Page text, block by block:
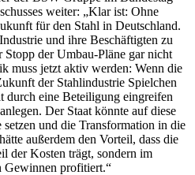
weiter: „Klar ist: Ohne
für den Stahl in Deutschland.
und ihre Beschäftigten zu
der Umbau-Pläne gar nicht
muss jetzt aktiv werden: Wenn die
der Stahlindustrie Spielchen
durch eine Beteiligung eingreifen
Der Staat könnte auf diese
und die Transformation in die
außerdem den Vorteil, dass die
der Kosten trägt, sondern im
Gewinnen profitiert.“